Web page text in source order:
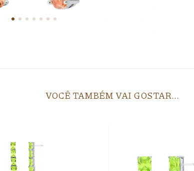
VOCÊ TAMBÉM VAI GOSTAR...